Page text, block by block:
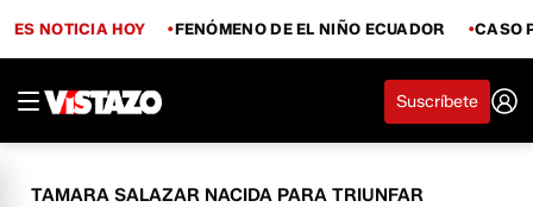
ES NOTICIA HOY FENÓMENO DE EL NIÑO ECUADOR CASO
Suscríbete
TAMARA SALAZAR NACIDA PARA TRIUNFAR